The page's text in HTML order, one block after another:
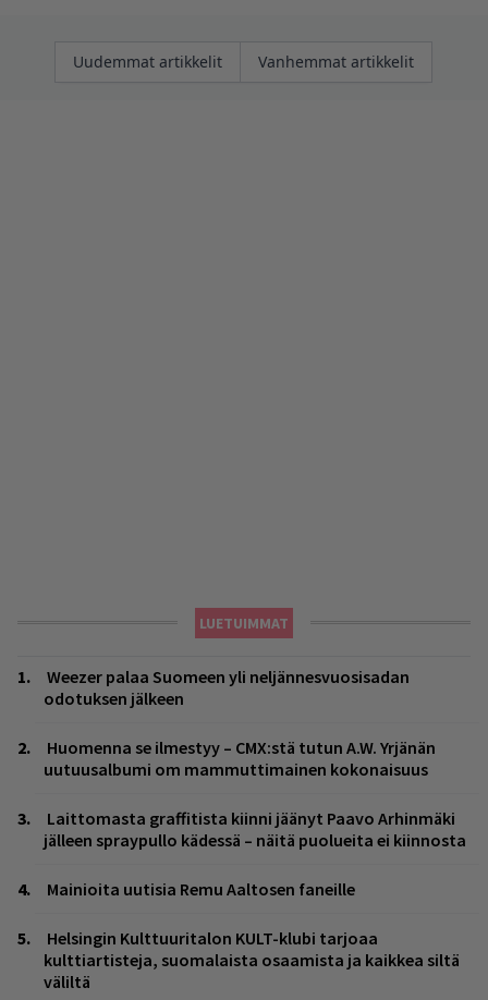
Artikkelien
Uudemmat artikkelit Vanhemmat artikkelit
LUETUIMMAT
Weezer palaa Suomeen yli neljännesvuosisadan
odotuksen jälkeen
Huomenna se ilmestyy – CMX:stä tutun A.W. Yrjänän
uutuusalbumi om mammuttimainen kokonaisuus
Laittomasta graffitista kiinni jäänyt Paavo Arhinmäki
jälleen spraypullo kädessä – näitä puolueita ei kiinnosta
Mainioita uutisia Remu Aaltosen faneille
Helsingin Kulttuuritalon KULT-klubi tarjoaa
kulttiartisteja, suomalaista osaamista ja kaikkea siltä
väliltä